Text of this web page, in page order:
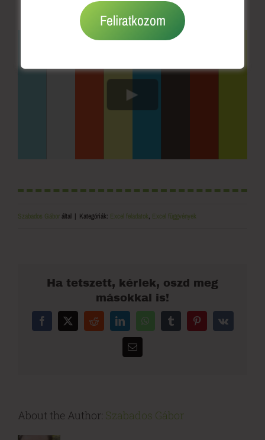
MUTASD MIRŐL VAN SZÓ
Szabados Gáboráltal | Kategóriák: Excel feladatok, Excel függvények
Ha tetszett, kérlek, oszd meg
másokkal is!
Facebook
X RedditLinkedInWhatsAppTumblrPinterest
Vk
Email:
About the Author: Szabados Gábor
Feliratkozom